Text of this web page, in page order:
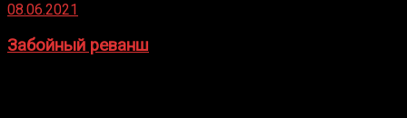
08.06.2021
Забойный реванш